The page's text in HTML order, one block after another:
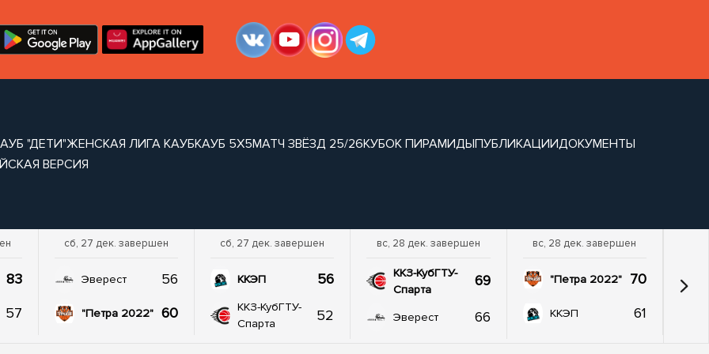
"ДЕТИ"ЖЕНСКАЯ ЛИГА КАУБКАУБ 5Х5МАТЧ ЗВЁЗД 25/26КУБОК ПИРАМИДЫПУБЛИКАЦИИДОКУМЕНТЫ
ВЕРСИЯ
83
57
сб, 27 дек. завершен
Эверест 56
"Петра 2022" 60
сб, 27 дек. завершен
ККЭП 56
ККЗ-КубГТУ-
Спарта
52
вс, 28 дек. завершен
ККЗ-КубГТУ-
Спарта
69
Эверест 66
вс, 28 дек. завершен
"Петра 2022" 70
ККЭП 61